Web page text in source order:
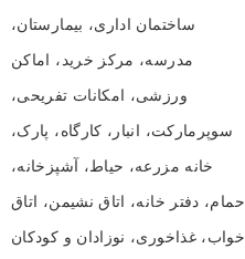
ساختمان اداری، بیمارستان،
مدرسه، مرکز خرید، اماکن
ورزشی، امکانات تفریحی،
سوپرمارکت، انبار، کارگاه، پارک،
خانه مزرعه، حیاط، آشپزخانه،
حمام، دفتر خانه، اتاق نشیمن، اتاق
خواب، غذاخوری، نوزادان و کودکان